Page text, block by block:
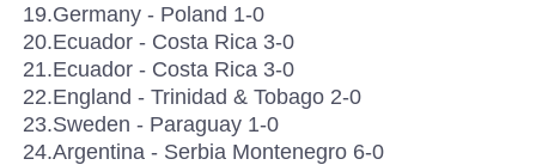
19.Germany - Poland 1-0
20.Ecuador - Costa Rica 3-0
21.Ecuador - Costa Rica 3-0
22.England - Trinidad & Tobago 2-0
23.Sweden - Paraguay 1-0
24.Argentina - Serbia Montenegro 6-0